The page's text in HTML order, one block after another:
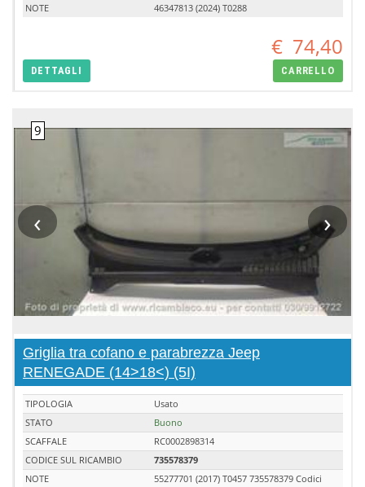
NOTE
46347813 (2024) T0288
€ 74,40
DETTAGLI CARRELLO
‹ ›
Griglia tra cofano e parabrezza Jeep
RENEGADE (14>18<) (5I)
TIPOLOGIA
Usato
STATO
Buono
SCAFFALE
RC0002898314
CODICE SUL RICAMBIO
735578379
NOTE
55277701 (2017) T0457 735578379 Codici